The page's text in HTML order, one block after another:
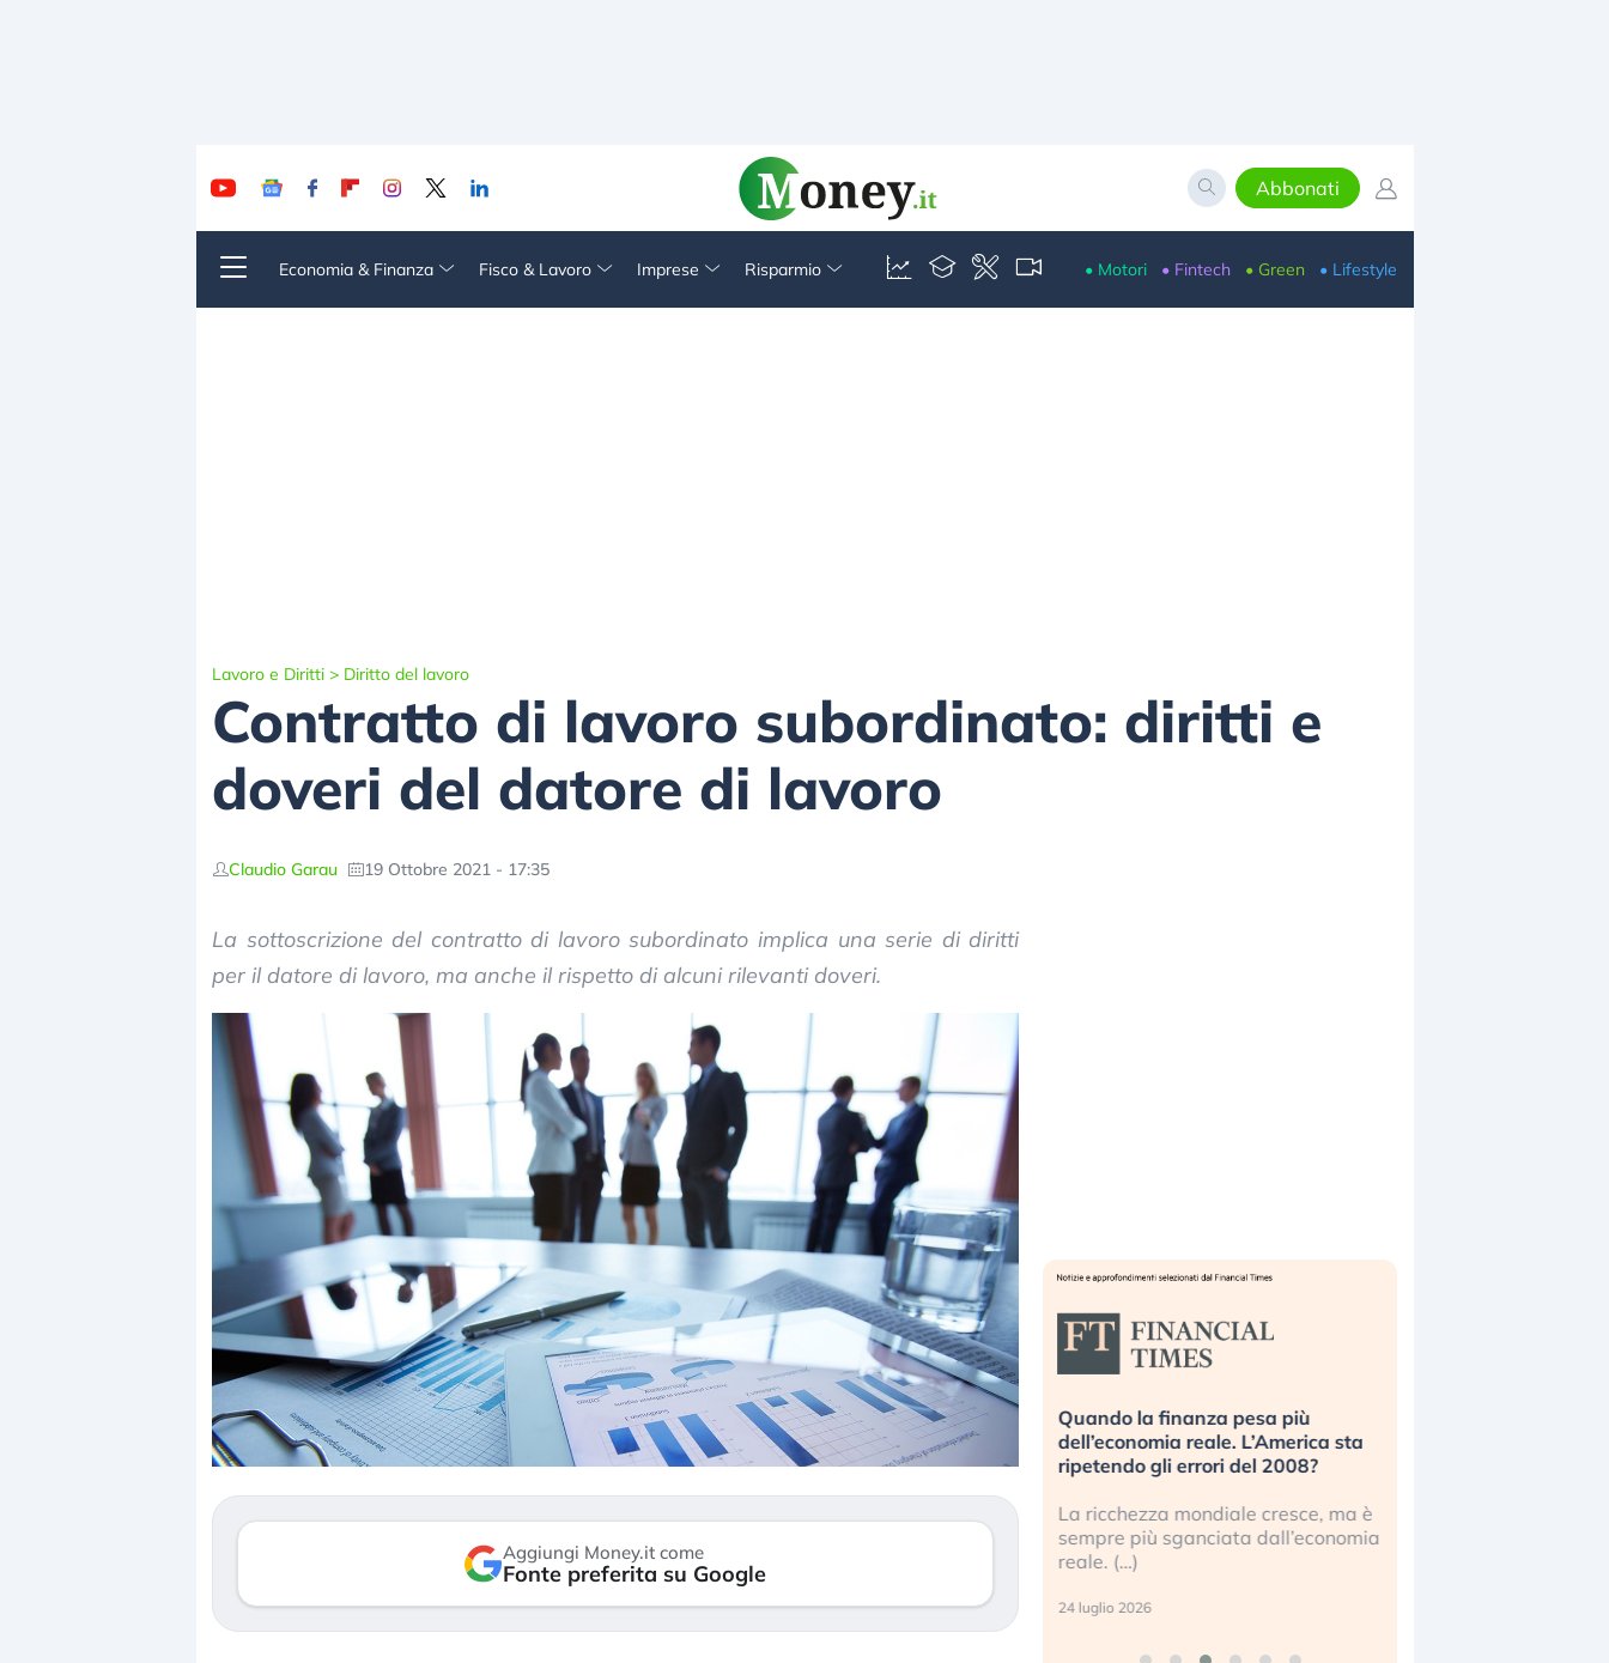
Abbonati
Economia & Finanza Fisco & Lavoro Imprese Risparmio • Motori • Fintech • Green • Lifestyle
Lavoro e Diritti > Diritto del lavoro
Contratto di lavoro subordinato: diritti e
doveri del datore di lavoro
Claudio Garau 19 Ottobre 2021 - 17:35
La sottoscrizione del contratto di lavoro subordinato implica una serie di diritti
per il datore di lavoro, ma anche il rispetto di alcuni rilevanti doveri.
Aggiungi Money.it come
Fonte preferita su Google
Dalle valutazioni estreme alla
correzione. Cosa sta guidando il
repricing degli asset?
3 agosto 2026
«La mia vita è rovinata». Investitori
in preda al panico dopo lo scoppio
della bolla AI
Kospi, mentre gli investitori retail (…)
30 luglio 2026
Quando la finanza pesa più
dell’economia reale. L’America sta
ripetendo gli errori del 2008?
La ricchezza mondiale cresce, ma è
sempre più sganciata dall’economia
reale. (…)
24 luglio 2026